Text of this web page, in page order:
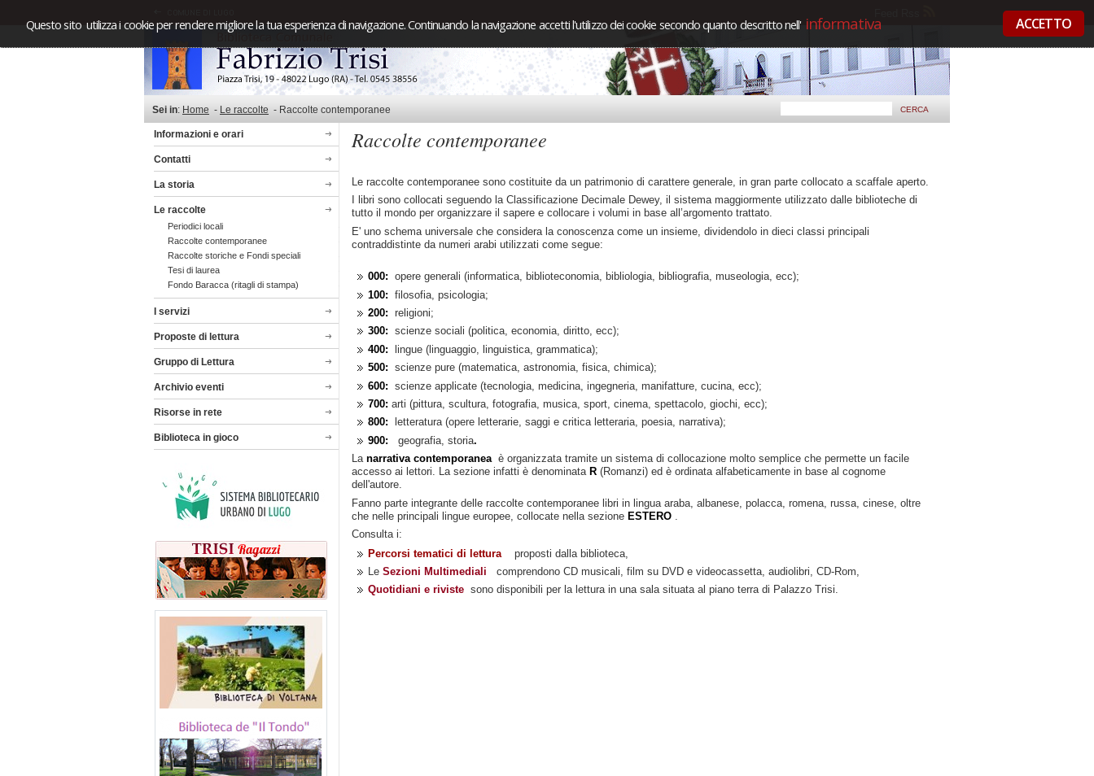
Questo sito utilizza i cookie per rendere migliore la tua esperienza di navigazione. Continuando la navigazione accetti l'utilizzo dei cookie secondo quanto descritto nell' informativa ACCETTO
Sei in: Home - Le raccolte - Raccolte contemporanee
Informazioni e orari
Contatti
La storia
Le raccolte
Periodici locali
Raccolte contemporanee
Raccolte storiche e Fondi speciali
Tesi di laurea
Fondo Baracca (ritagli di stampa)
I servizi
Proposte di lettura
Gruppo di Lettura
Archivio eventi
Risorse in rete
Biblioteca in gioco
Raccolte contemporanee
Le raccolte contemporanee sono costituite da un patrimonio di carattere generale, in gran parte collocato a scaffale aperto.
I libri sono collocati seguendo la Classificazione Decimale Dewey, il sistema maggiormente utilizzato dalle biblioteche di
tutto il mondo per organizzare il sapere e collocare i volumi in base all’argomento trattato.
E' uno schema universale che considera la conoscenza come un insieme, dividendolo in dieci classi principali
contraddistinte da numeri arabi utilizzati come segue:
000: opere generali (informatica, biblioteconomia, bibliologia, bibliografia, museologia, ecc);
100: filosofia, psicologia;
200: religioni;
300: scienze sociali (politica, economia, diritto, ecc);
400: lingue (linguaggio, linguistica, grammatica);
500: scienze pure (matematica, astronomia, fisica, chimica);
600: scienze applicate (tecnologia, medicina, ingegneria, manifatture, cucina, ecc);
700: arti (pittura, scultura, fotografia, musica, sport, cinema, spettacolo, giochi, ecc);
800: letteratura (opere letterarie, saggi e critica letteraria, poesia, narrativa);
900:
geografia, storia.
La narrativa contemporaneaè organizzata tramite un sistema di collocazione molto semplice che permette un facile
accesso ai lettori. La sezione infatti è denominata R (Romanzi) ed è ordinata alfabeticamente in base al cognome
dell'autore.
Fanno parte integrante delle raccolte contemporanee libri in lingua araba, albanese, polacca, romena, russa, cinese, oltre
che nelle principali lingue europee, collocate nella sezione ESTERO
Consulta i:
Percorsi tematici di lettura
proposti dalla biblioteca,
Le Sezioni Multimediali
comprendono CD musicali, film su DVD e videocassetta, audiolibri, CD-Rom,
Quotidiani e riviste sono disponibili per la lettura in una sala situata al piano terra di Palazzo Trisi.